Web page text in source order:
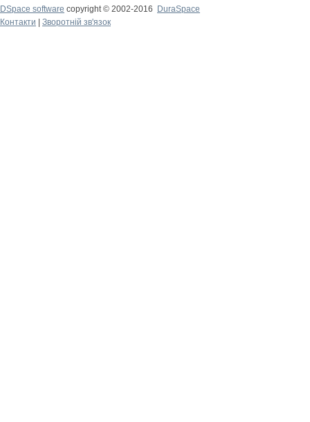
DSpace software copyright © 2002-2016
DuraSpace
Контакти
Зворотній зв'язок